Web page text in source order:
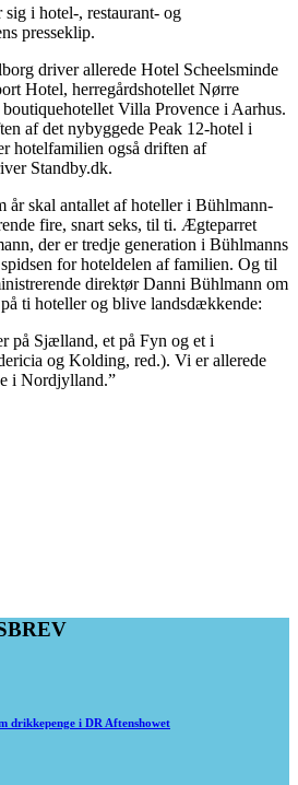
i hotel-, restaurant- og
presseklip.
driver allerede Hotel Scheelsminde
Hotel, herregårdshotellet Nørre
Villa Provence i Aarhus.
af det nybyggede Peak 12-hotel i
hotelfamilien også driften af
Standby.dk.
år skal antallet af hoteller i Bühlmann-
fire, snart seks, til ti. Ægteparret
der er tredje generation i Bühlmanns
for hoteldelen af familien. Og til
direktør Danni Bühlmann om
ti hoteller og blive landsdækkende:
på Sjælland, et på Fyn og et i
og Kolding, red.). Vi er allerede
i Nordjylland.”
drikkepenge i DR Aftenshowet